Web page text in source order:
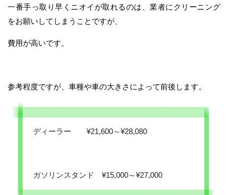
一番手っ取り早くニオイが取れるのは、業者にクリーニング
をお願いしてしまうことですが、
費用が高いです。
参考程度ですが、車種や車の大きさによって前後します。
ディーラー ¥21,600～¥28,080
ガソリンスタンド ¥15,000～¥27,000